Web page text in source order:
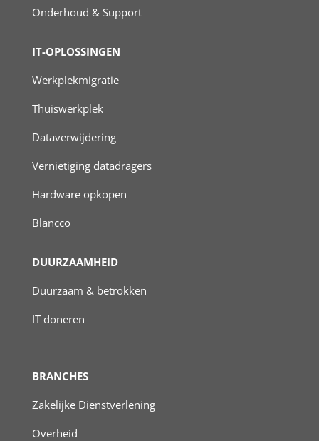
Onderhoud & Support
IT-OPLOSSINGEN
Werkplekmigratie
Thuiswerkplek
Dataverwijdering
Vernietiging datadragers
Hardware opkopen
Blancco
DUURZAAMHEID
Duurzaam & betrokken
IT doneren
BRANCHES
Zakelijke Dienstverlening
Overheid